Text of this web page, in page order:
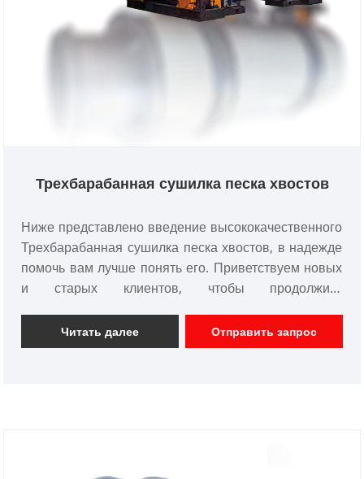
Трехбарабанная сушилка песка хвостов
Ниже представлено введение высококачественного
Трехбарабанная сушилка песка хвостов, в надежде
помочь вам лучше понять его. Приветствуем новых
и старых клиентов, чтобы продолжить
будущего!Читать далее Отправить запрос